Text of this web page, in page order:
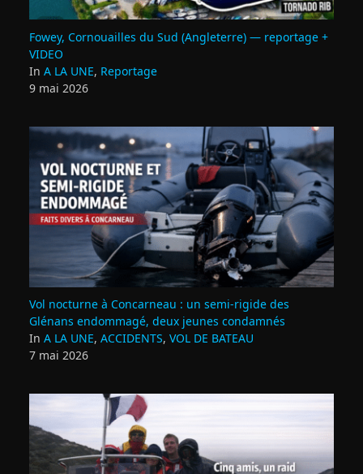
Fowey, Cornouailles du Sud (Angleterre) — reportage +
VIDEO
In A LA UNE, Reportage
9 mai 2026
Vol nocturne à Concarneau : un semi‑rigide des
Glénans endommagé, deux jeunes condamnés
In A LA UNE, ACCIDENTS, VOL DE BATEAU
7 mai 2026